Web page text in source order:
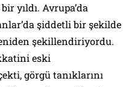
yıldı. Avrupa’da
şiddetli bir şekilde
şekillendiriyordu.
eski
görgü tanıklarını